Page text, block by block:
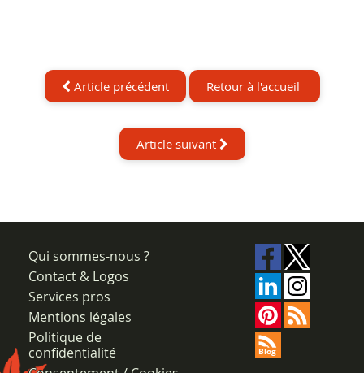
Article précédent Retour à l'accueil
Article suivant
Qui sommes-nous ?
Contact & Logos
Services pros
Mentions légales
Politique de
confidentialité